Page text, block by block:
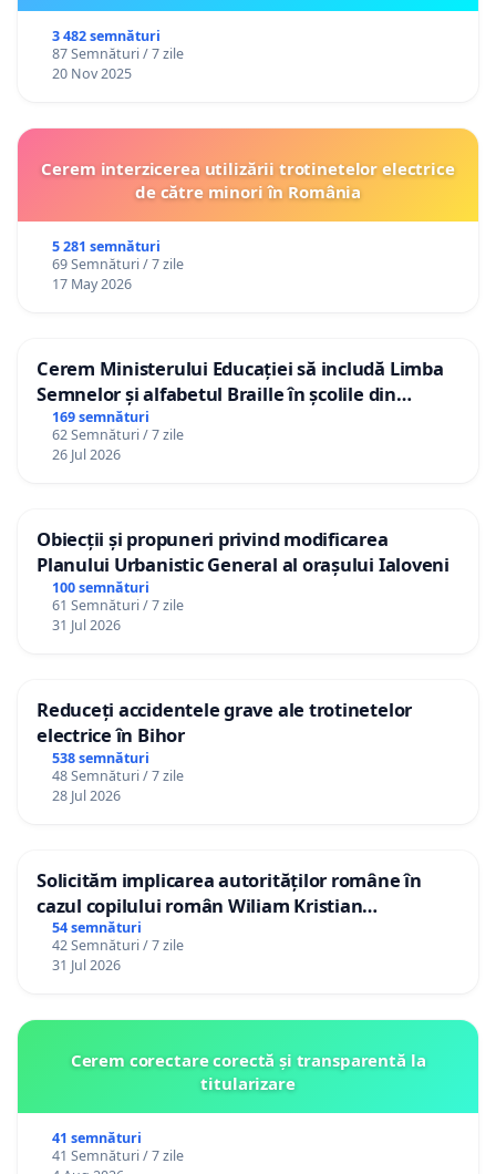
3 482 semnături
87 Semnături / 7 zile
20 Nov 2025
Cerem interzicerea utilizării trotinetelor electrice
de către minori în România
5 281 semnături
69 Semnături / 7 zile
17 May 2026
Cerem Ministerului Educației să includă Limba
Semnelor și alfabetul Braille în școlile din
Republica Moldova!
169 semnături
62 Semnături / 7 zile
26 Jul 2026
Obiecții și propuneri privind modificarea
Planului Urbanistic General al orașului Ialoveni
100 semnături
61 Semnături / 7 zile
31 Jul 2026
Reduceți accidentele grave ale trotinetelor
electrice în Bihor
538 semnături
48 Semnături / 7 zile
28 Jul 2026
Solicităm implicarea autorităților române în
cazul copilului român Wiliam Kristian
Gheorghe, aflat în plasament în Danemarca de
12 ani
54 semnături
42 Semnături / 7 zile
31 Jul 2026
Cerem corectare corectă și transparentă la
titularizare
41 semnături
41 Semnături / 7 zile